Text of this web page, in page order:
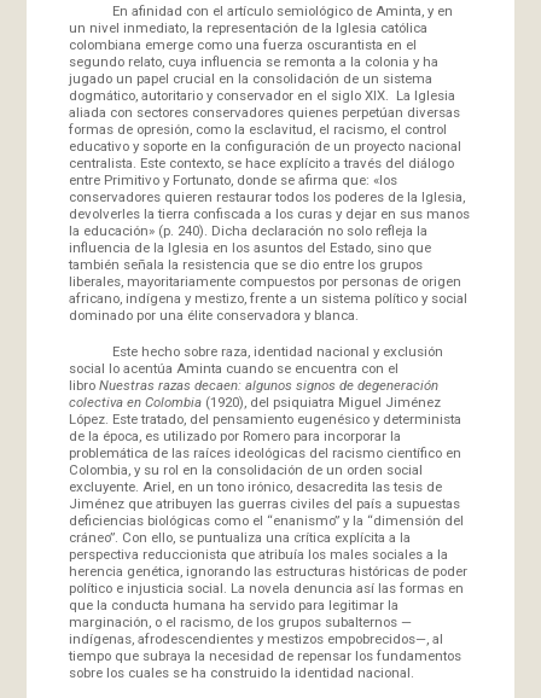
En afinidad con el artículo semiológico de Aminta, y en
un nivel inmediato, la representación de la Iglesia católica
colombiana emerge como una fuerza oscurantista en el
segundo relato, cuya influencia se remonta a la colonia y ha
jugado un papel crucial en la consolidación de un sistema
dogmático, autoritario y conservador en el siglo XIX. La Iglesia
aliada con sectores conservadores quienes perpetúan diversas
formas de opresión, como la esclavitud, el racismo, el control
educativo y soporte en la configuración de un proyecto nacional
centralista. Este contexto, se hace explícito a través del diálogo
entre Primitivo y Fortunato, donde se afirma que: «los
conservadores quieren restaurar todos los poderes de la Iglesia,
devolverles la tierra confiscada a los curas y dejar en sus manos
la educación» (p. 240). Dicha declaración no solo refleja la
influencia de la Iglesia en los asuntos del Estado, sino que
también señala la resistencia que se dio entre los grupos
liberales, mayoritariamente compuestos por personas de origen
africano, indígena y mestizo, frente a un sistema político y social
dominado por una élite conservadora y blanca.
Este hecho sobre raza, identidad nacional y exclusión
social lo acentúa Aminta cuando se encuentra con el
libro Nuestras razas decaen: algunos signos de degeneración
colectiva en Colombia(1920), del psiquiatra Miguel Jiménez
López. Este tratado, del pensamiento eugenésico y determinista
de la época, es utilizado por Romero para incorporar la
problemática de las raíces ideológicas del racismo científico en
Colombia, y su rol en la consolidación de un orden social
excluyente. Ariel, en un tono irónico, desacredita las tesis de
Jiménez que atribuyen las guerras civiles del país a supuestas
deficiencias biológicas como el “enanismo” y la “dimensión del
cráneo”. Con ello, se puntualiza una crítica explícita a la
perspectiva reduccionista que atribuía los males sociales a la
herencia genética, ignorando las estructuras históricas de poder
político e injusticia social. La novela denuncia así las formas en
que la conducta humana ha servido para legitimar la
marginación, o el racismo, de los grupos subalternos —
indígenas, afrodescendientes y mestizos empobrecidos—, al
tiempo que subraya la necesidad de repensar los fundamentos
sobre los cuales se ha construido la identidad nacional.